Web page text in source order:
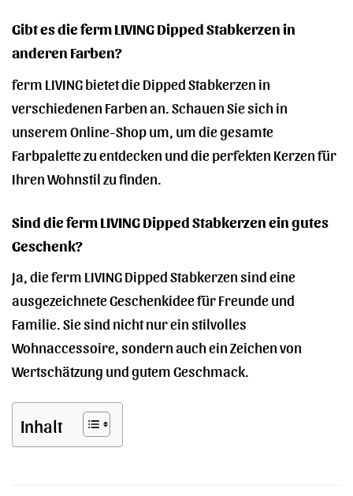
Gibt es die ferm LIVING Dipped Stabkerzen in
anderen Farben?
ferm LIVING bietet die Dipped Stabkerzen in
verschiedenen Farben an. Schauen Sie sich in
unserem Online-Shop um, um die gesamte
Farbpalette zu entdecken und die perfekten Kerzen für
Ihren Wohnstil zu finden.
Sind die ferm LIVING Dipped Stabkerzen ein gutes
Geschenk?
Ja, die ferm LIVING Dipped Stabkerzen sind eine
ausgezeichnete Geschenkidee für Freunde und
Familie. Sie sind nicht nur ein stilvolles
Wohnaccessoire, sondern auch ein Zeichen von
Wertschätzung und gutem Geschmack.
Inhalt